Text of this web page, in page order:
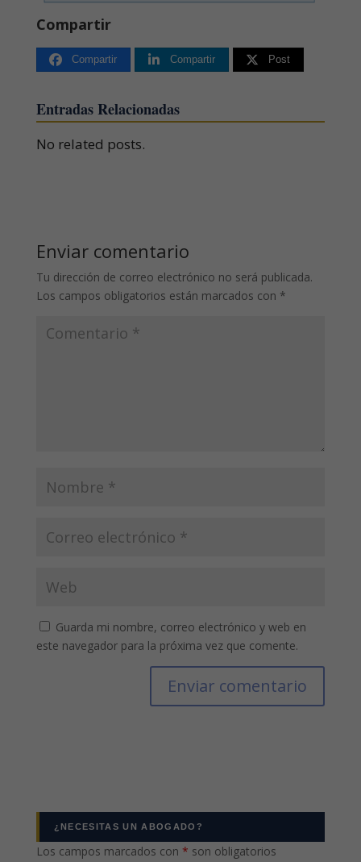
Compartir
Compartir Compartir Post
Entradas Relacionadas
No related posts.
Enviar comentario
Tu dirección de correo electrónico no será publicada.
Los campos obligatorios están marcados con *
Guarda mi nombre, correo electrónico y web en
este navegador para la próxima vez que comente.
¿NECESITAS UN ABOGADO?
Los campos marcados con * son obligatorios